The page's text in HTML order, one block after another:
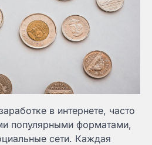
в интернете, часто
популярными форматами,
сети. Каждая